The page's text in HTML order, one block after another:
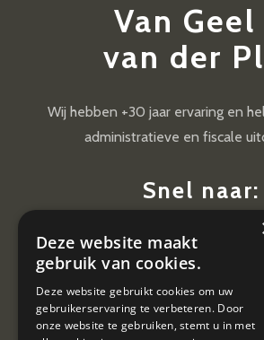
Van Geel
van der
Wij hebben +30 jaar ervaring en
administratieve en fiscale
Snel naar:
Diensten
Vacatures
Deze website maakt
gebruik van cookies.
Deze website gebruikt cookies om uw
gebruikerservaring te verbeteren. Door
onze website te gebruiken, stemt u in met